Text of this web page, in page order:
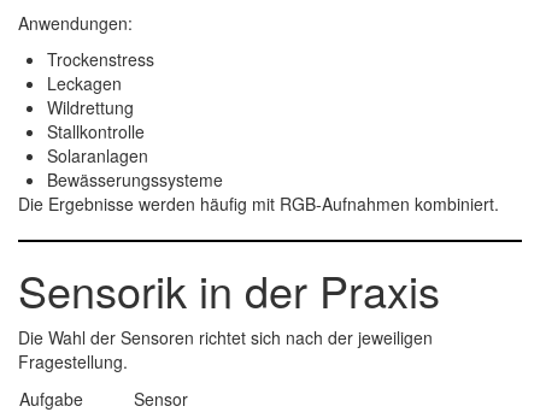
Anwendungen:
Trockenstress
Leckagen
Wildrettung
Stallkontrolle
Solaranlagen
Bewässerungssysteme
Die Ergebnisse werden häufig mit RGB-Aufnahmen kombiniert.
Sensorik in der Praxis
Die Wahl der Sensoren richtet sich nach der jeweiligen
Fragestellung.
Aufgabe
Sensor